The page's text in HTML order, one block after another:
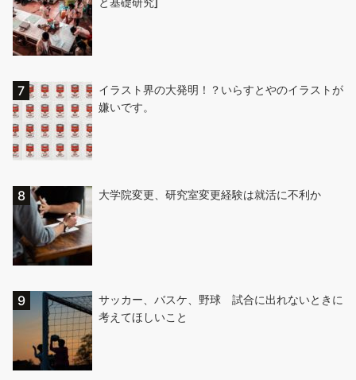
イラスト界の大発明！？いらすとやのイラストが
嫌いです。
大学院変更、研究室変更経験は就活に不利か
サッカー、バスケ、野球 試合に出れないときに
考えてほしいこと